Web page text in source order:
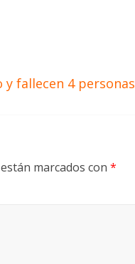
y fallecen 4 personas
marcados con *